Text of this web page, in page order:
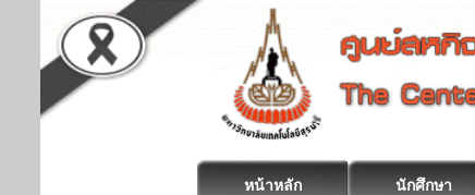
หน้าหลัก นักศึกษา